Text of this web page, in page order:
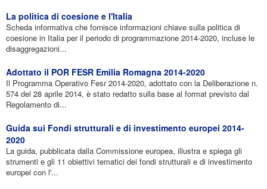
La politica di coesione e l'Italia
Scheda informativa che fornisce informazioni chiave sulla politica di
coesione in Italia per il periodo di programmazione 2014-2020, incluse le
disaggregazioni...
Adottato il POR FESR Emilia Romagna 2014-2020
Il Programma Operativo Fesr 2014-2020, adottato con la Deliberazione n.
574 del 28 aprile 2014, è stato redatto sulla base al format previsto dal
Regolamento di...
Guida sui Fondi strutturali e di investimento europei 2014-
2020
La guida, pubblicata dalla Commissione europea, illustra e spiega gli
strumenti e gli 11 obiettivi tematici dei fondi strutturali e di investimento
europei con l'...